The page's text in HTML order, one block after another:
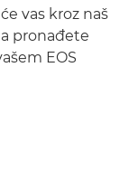
vas kroz naš
pronađete
EOS